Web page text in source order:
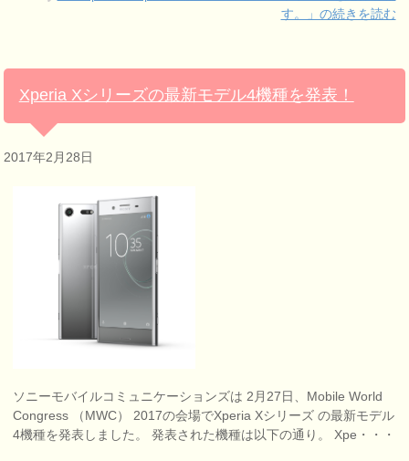
す。」の続きを読む
Xperia Xシリーズの最新モデル4機種を発表！
2017年2月28日
ソニーモバイルコミュニケーションズは 2月27日、Mobile World
Congress （MWC） 2017の会場でXperia Xシリーズ の最新モデル
4機種を発表しました。 発表された機種は以下の通り。 Xpe・・・